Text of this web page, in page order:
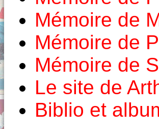
Mémoire de
Mémoire de
Mémoire de
Le site de
Biblio et